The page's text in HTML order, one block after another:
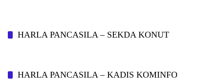
HARLA PANCASILA – SEKDA KONUT
HARLA PANCASILA – KADIS KOMINFO